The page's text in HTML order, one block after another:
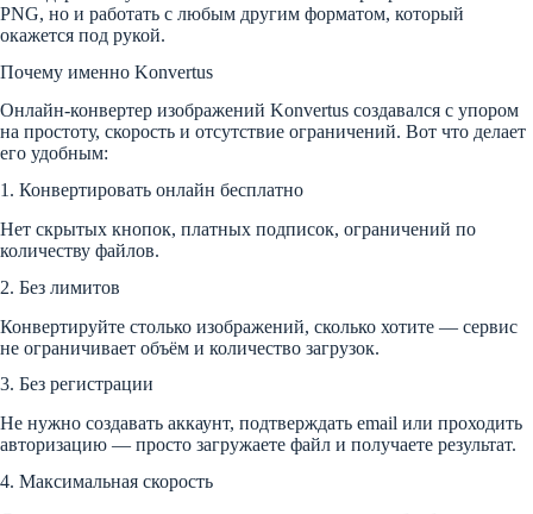
PNG, но и работать с любым другим форматом, который
окажется под рукой.
Почему именно Konvertus
Онлайн-конвертер изображений Konvertus создавался с упором
на простоту, скорость и отсутствие ограничений. Вот что делает
его удобным:
1. Конвертировать онлайн бесплатно
Нет скрытых кнопок, платных подписок, ограничений по
количеству файлов.
2. Без лимитов
Конвертируйте столько изображений, сколько хотите — сервис
не ограничивает объём и количество загрузок.
3. Без регистрации
Не нужно создавать аккаунт, подтверждать email или проходить
авторизацию — просто загружаете файл и получаете результат.
4. Максимальная скорость